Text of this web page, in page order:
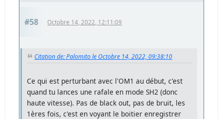
#58 Octobre 14, 2022, 12:11:09
Citation de: Palomito le Octobre 14, 2022, 09:38:10
Ce qui est perturbant avec l'OM1 au début, c'est
quand tu lances une rafale en mode SH2 (donc
haute vitesse). Pas de black out, pas de bruit, les
1ères fois, c'est en voyant le boitier enregistrer